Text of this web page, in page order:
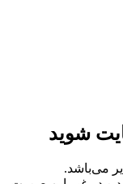
شوید
می‌باشد.